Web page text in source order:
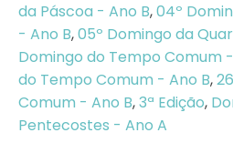
da Páscoa - Ano B,04º
- Ano B,05º Domingo da
Domingo do Tempo Comum
do Tempo Comum - Ano B,
Comum - Ano B,3ª Edição,
Pentecostes - Ano A